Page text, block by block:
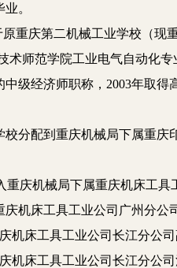
。
原重庆第二机械工业学校（现
术师范学院工业电气自动化专
中级经济师职称，2003年取得
校分配到重庆机械局下属重庆
重庆机械局下属重庆机床工具
庆机床工具工业公司广州分公
机床工具工业公司长江分公
机床工具工业公司长江分公